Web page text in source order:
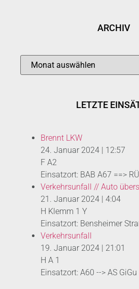
ARCHIV
LETZTE
Brennt LKW
24. Januar 2024 | 12:57
F A2
Einsatzort: BAB A67 ==>
Verkehrsunfall // Auto
21. Januar 2024 | 4:04
H Klemm 1 Y
Einsatzort: Bensheimer
Verkehrsunfall
19. Januar 2024 | 21:01
H A 1
Einsatzort: A60 --> AS GiGu